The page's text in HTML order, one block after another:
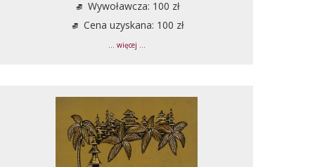
Wywoławcza: 100 zł
Cena uzyskana: 100 zł
... więcej ...